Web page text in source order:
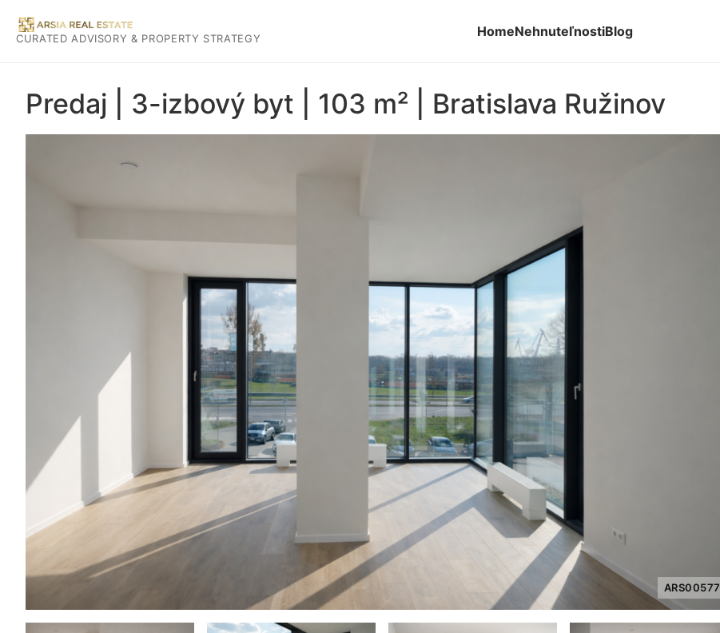
CURATED ADVISORY & PROPERTY STRATEGY HomeNehnuteľnostiBlog
Predaj | 3-izbový byt | 103 m² | Bratislava Ružinov
ARS00577